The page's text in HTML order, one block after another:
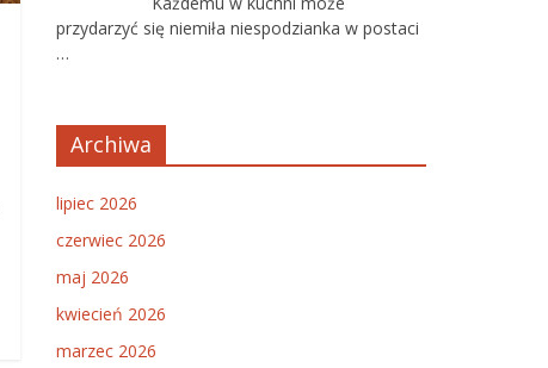
przydarzyć się niemiła niespodzianka w postaci
…
Archiwa
lipiec 2026
czerwiec 2026
maj 2026
kwiecień 2026
marzec 2026